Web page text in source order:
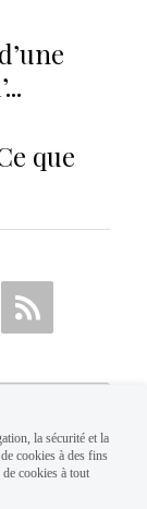
que
la sécurité et la
cookies à des fins
cookies à tout